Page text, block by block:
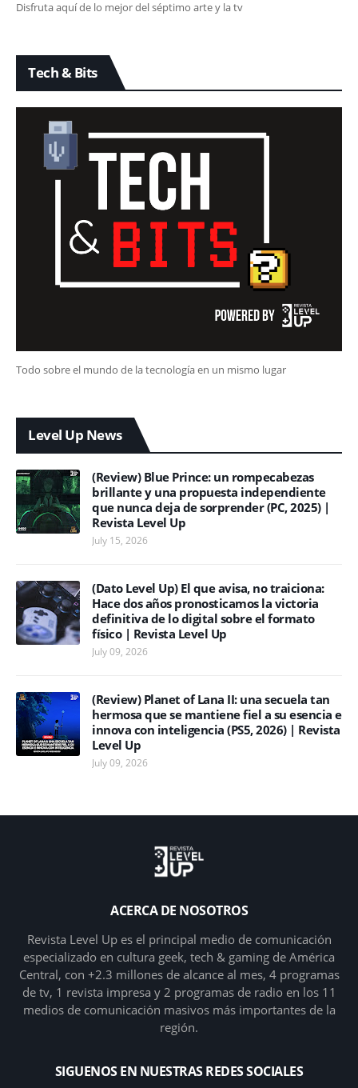
Disfruta aquí de lo mejor del séptimo arte y la tv
Tech & Bits
Todo sobre el mundo de la tecnología en un mismo lugar
Level Up News
(Review) Blue Prince: un rompecabezas
brillante y una propuesta independiente
que nunca deja de sorprender (PC, 2025) |
Revista Level Up
July 15, 2026
(Dato Level Up) El que avisa, no traiciona:
Hace dos años pronosticamos la victoria
definitiva de lo digital sobre el formato
físico | Revista Level Up
July 09, 2026
(Review) Planet of Lana II: una secuela tan
hermosa que se mantiene fiel a su esencia e
innova con inteligencia (PS5, 2026) | Revista
Level Up
July 09, 2026
ACERCA DE NOSOTROS
Revista Level Up es el principal medio de comunicación
especializado en cultura geek, tech & gaming de América
Central, con +2.3 millones de alcance al mes, 4 programas
de tv, 1 revista impresa y 2 programas de radio en los 11
medios de comunicación masivos más importantes de la
región.
SIGUENOS EN NUESTRAS REDES SOCIALES